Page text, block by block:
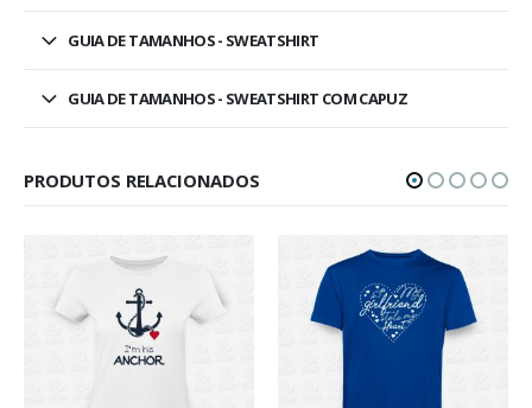
GUIA DE TAMANHOS - SWEATSHIRT
GUIA DE TAMANHOS - SWEATSHIRT COM CAPUZ
PRODUTOS RELACIONADOS